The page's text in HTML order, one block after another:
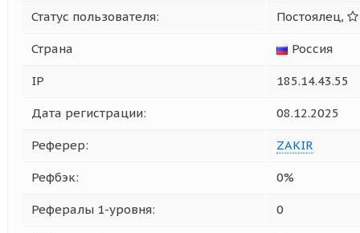
Статус пользователя: Постоялец,
Страна Россия
IP 185.14.43.55
Дата регистрации: 08.12.2025
Реферер: ZAKIR
Рефбэк: 0%
Рефералы 1-уровня: 0